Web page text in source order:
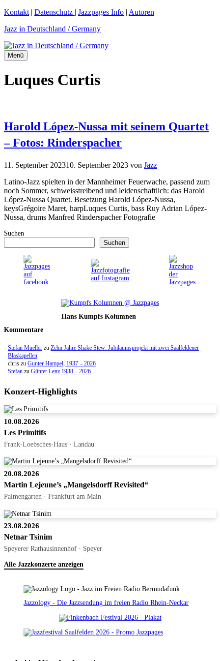
Zum
springen
Kontakt | Datenschutz | Jazzpages Info | Autoren
Jazz in Deutschland / Germany
Menü
Luques Curtis
Harold López-Nussa mit seinem Quartet
– Fotos: Rinderspacher
11. September 202310. September 2023 von Jazz
Latino-Jazz spielten in der Mannheimer Feuerwache, passend zum
noch Sommer, schweisstreibend und leidenschaftlich: das Harold
López-Nussa Quartet. Besetzung Harold López-Nussa,
keysGrégoire Maret, harpLuques Curtis, bass Ruy Adrian López-
Nussa, drums Manfred Rinderspacher Fotografie
Suchen
Suchen
Hans Kumpfs Kolumnen
Kommentare
Stefan Mueller zu Zehn Jahre Shake Stew: Jubiläumsprojekt mit zwei Saalfeldener
Blaskapellen
chris zu Gunter Hampel, 1937 – 2026
Stefan zu Günter Lenz 1938 – 2026
Konzert-Highlights
10.08.2026
Les Primitifs
Frank-Loebsches-Haus · Landau
20.08.2026
Martin Lejeune’s „Mangelsdorff Revisited“
Palmengarten · Frankfurt am Main
23.08.2026
Netnar Tsinim
Speyerer Rathausinnenhof · Speyer
Alle Jazzkonzerte anzeigen
Jazzology - Die Jazzsendung im freien Radio Rhein-Neckar